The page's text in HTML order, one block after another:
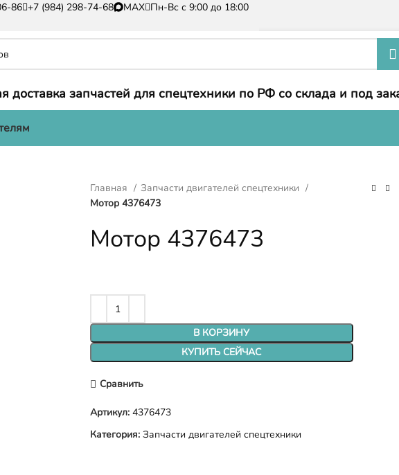
86 +7 (984) 298-74-68 MAX Пн-Вс с 9:00 до 18:00
доставка запчастей для спецтехники по РФ со склада и под
Главная
Запчасти двигателей спецтехники
Мотор 4376473
Мотор 4376473
В КОРЗИНУ
КУПИТЬ СЕЙЧАС
Сравнить
Артикул:4376473
Категория: Запчасти двигателей спецтехники